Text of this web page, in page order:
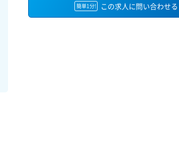
簡単1分! この求人に問い合わせる